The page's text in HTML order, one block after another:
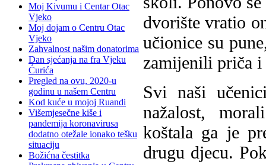
Moj Kivumu i Centar Otac
Vjeko
Moj dojam o Centru Otac
Vjeko
Zahvalnost našim donatorima
Dan sjećanja na fra Vjeku
Ćurića
Pregled na ovu, 2020-u
godinu u našem Centru
Kod kuće u mojoj Ruandi
Višemjesečne kiše i
pandemija koronavirusa
dodatno otežale ionako tešku
situaciju
Božićna čestitka
dvorište vratio
učionice su
zamijenili priča i
Svi naši
nažalost,
koštala ga je
drugu djecu.